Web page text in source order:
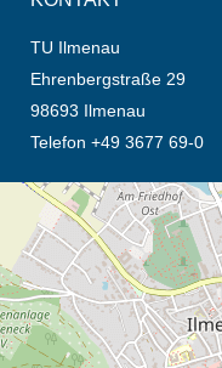
TU Ilmenau
Ehrenbergstraße 29
98693 Ilmenau
Telefon +49 3677 69-0
Öffnet die